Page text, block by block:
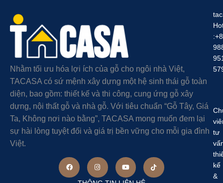
Nhằm tối ưu hóa lợi ích của gỗ cho ngôi nhà Việt,
TACASA có sứ mệnh xây dựng một hệ sinh thái gỗ toàn
diện, bao gồm: thiết kế và thi công, cung ứng gỗ xây
dựng, nội thất gỗ và nhà gỗ. Với tiêu chuẩn “Gỗ Tây, Giá
Ta, Không nơi nào bằng”, TACASA mong muốn đem lại
sự hài lòng tuyệt đối và giá trị bền vững cho mỗi gia đình
Việt.
tư
kế
&